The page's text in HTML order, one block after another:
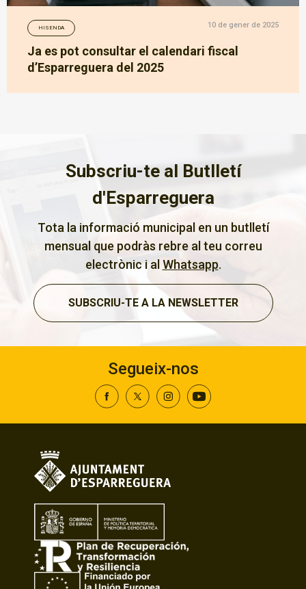
HISENDA 10 de gener de 2025
Ja es pot consultar el calendari fiscal
d’Esparreguera del 2025
Subscriu-te al Butlletí
d'Esparreguera
Tota la informació municipal en un butlletí
mensual que podràs rebre al teu correu
electrònic i al Whatsapp.
SUBSCRIU-TE A LA NEWSLETTER
Segueix-nos